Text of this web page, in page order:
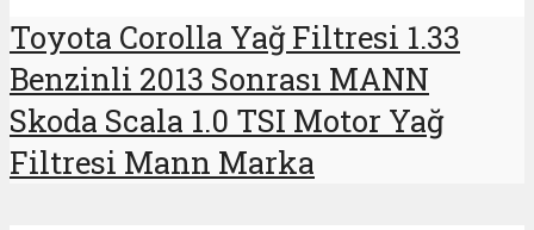
Toyota Corolla Yağ Filtresi 1.33
Benzinli 2013 Sonrası MANN
Skoda Scala 1.0 TSI Motor Yağ
Filtresi Mann Marka